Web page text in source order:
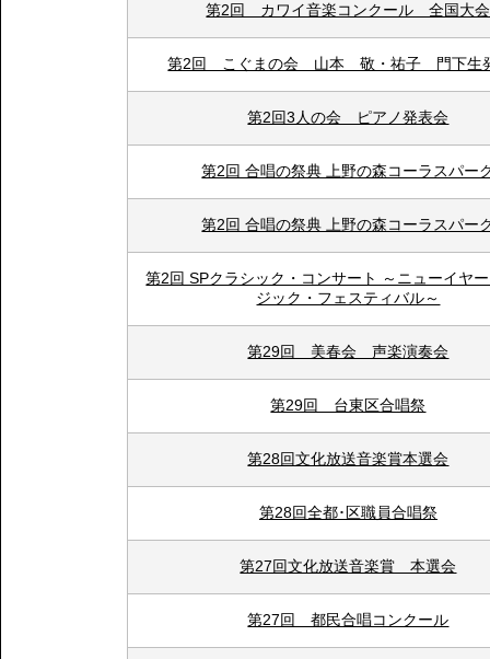
第2回 カワイ音楽コンクール 全国大会
第2回 こぐまの会 山本 敬・祐子 門下生
第2回3人の会 ピアノ発表会
第2回 合唱の祭典 上野の森コーラスパー
第2回 合唱の祭典 上野の森コーラスパー
第2回 SPクラシック・コンサート ～ニューイヤ
ジック・フェスティバル～
第29回 美春会 声楽演奏会
第29回 台東区合唱祭
第28回文化放送音楽賞本選会
第28回全都･区職員合唱祭
第27回文化放送音楽賞 本選会
第27回 都民合唱コンクール